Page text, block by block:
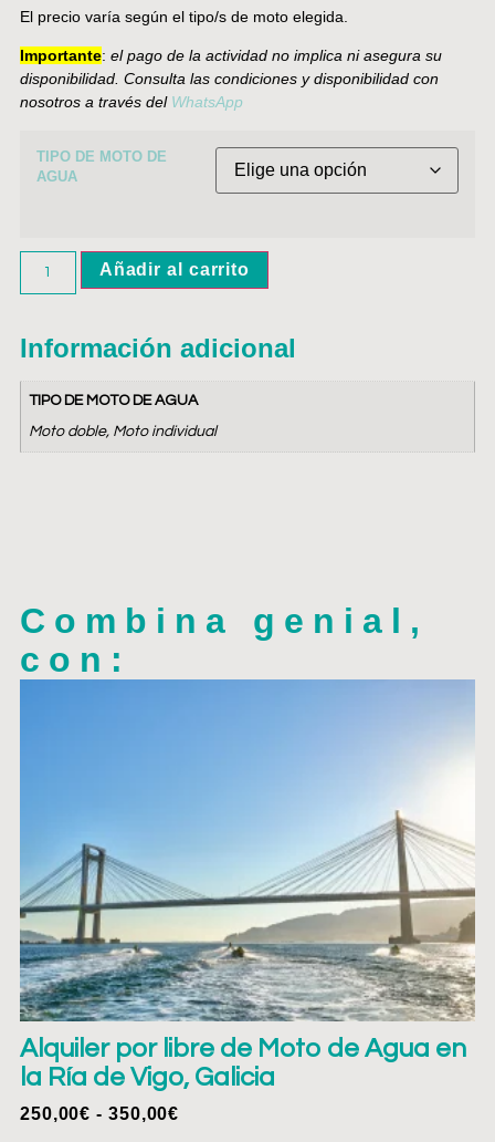
El precio varía según el tipo/s de moto elegida.
Importante: el pago de la actividad no implica ni asegura su
disponibilidad. Consulta las condiciones y disponibilidad con
nosotros a través del WhatsApp
TIPO DE MOTO DE
AGUA
Añadir al carrito
Información adicional
TIPO DE MOTO DE AGUA
Moto doble, Moto individual
Combina genial,
con:
Alquiler por libre de Moto de Agua en
la Ría de Vigo, Galicia
250,00€ - 350,00€